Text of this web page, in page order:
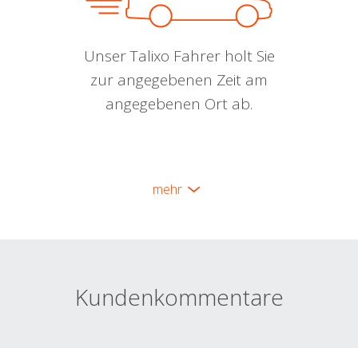
Unser Talixo Fahrer holt Sie
zur angegebenen Zeit am
angegebenen Ort ab.
mehr
Kundenkommentare